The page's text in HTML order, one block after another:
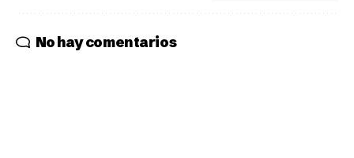
No hay comentarios